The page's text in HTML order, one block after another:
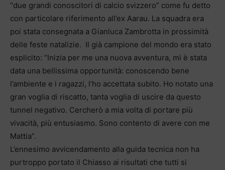
“due grandi conoscitori di calcio svizzero” come fu detto
con particolare riferimento all’ex Aarau. La squadra era
poi stata consegnata a Gianluca Zambrotta in prossimità
delle feste natalizie. Il già campione del mondo era stato
esplicito: “Inizia per me una nuova avventura, mi è stata
data una bellissima opportunità: conoscendo bene
l’ambiente e i ragazzi, l’ho accettata subito. Ho notato una
gran voglia di riscatto, tanta voglia di uscire da questo
tunnel negativo. Cercherò a mia volta di portare più
vivacità, più entusiasmo. Sono contento di avere con me
Mattia”.
L’ennesimo avvicendamento alla guida tecnica non ha
purtroppo portato il Chiasso ai risultati che tutti si